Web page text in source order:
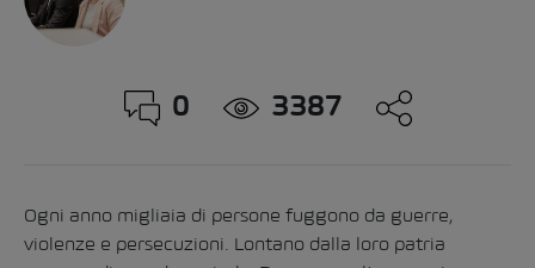
0 3387
Ogni anno migliaia di persone fuggono da guerre,
violenze e persecuzioni. Lontano dalla loro patria